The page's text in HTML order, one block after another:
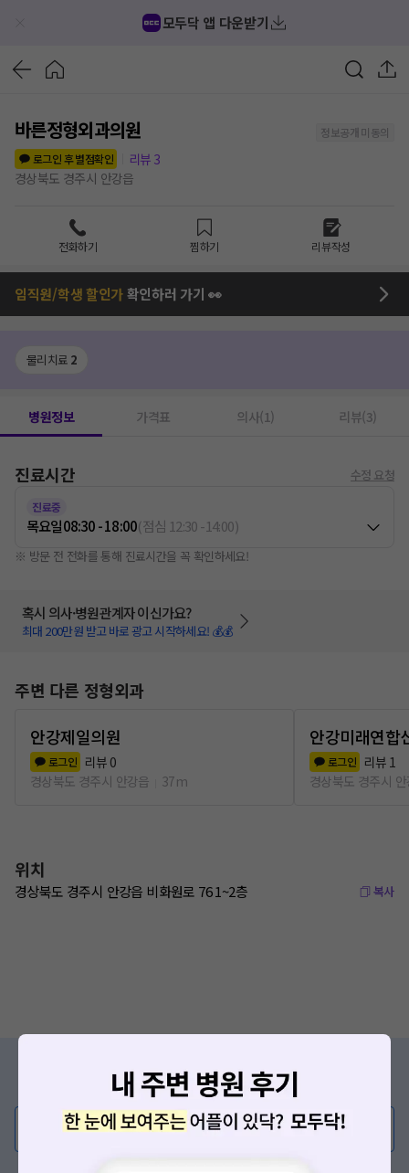
모두닥 앱 다운받기
바른정형외과의원
정보공개 미동의
로그인 후 별점확인
리뷰 3
경상북도 경주시 안강읍
전화하기 찜하기 리뷰작성
임직원/학생 할인가확인하러 가기 👀
물리치료 2
병원정보 가격표 의사(1) 리뷰(3)
진료시간 수정 요청
진료중
목요일08:30 - 18:00(점심 12:30-14:00)
※ 방문 전 전화를 통해 진료시간을 꼭 확인하세요!
혹시 의사·병원관계자 이신가요?
최대 200만원 받고 바로 광고 시작하세요! 💰💰
주변 다른 정형외과
안강제일의원
로그인 리뷰 0
경상북도 경주시 안강읍
37m
안강미래연합
로그인 리뷰 1
경상북도 경주시
위치
경상북도 경주시 안강읍 비화원로 76 1~2층 복사
증상/치료, 궁금한 점이 있나요?
의사가 직접 답해드려요!
💬 무엇이든 물어보세요